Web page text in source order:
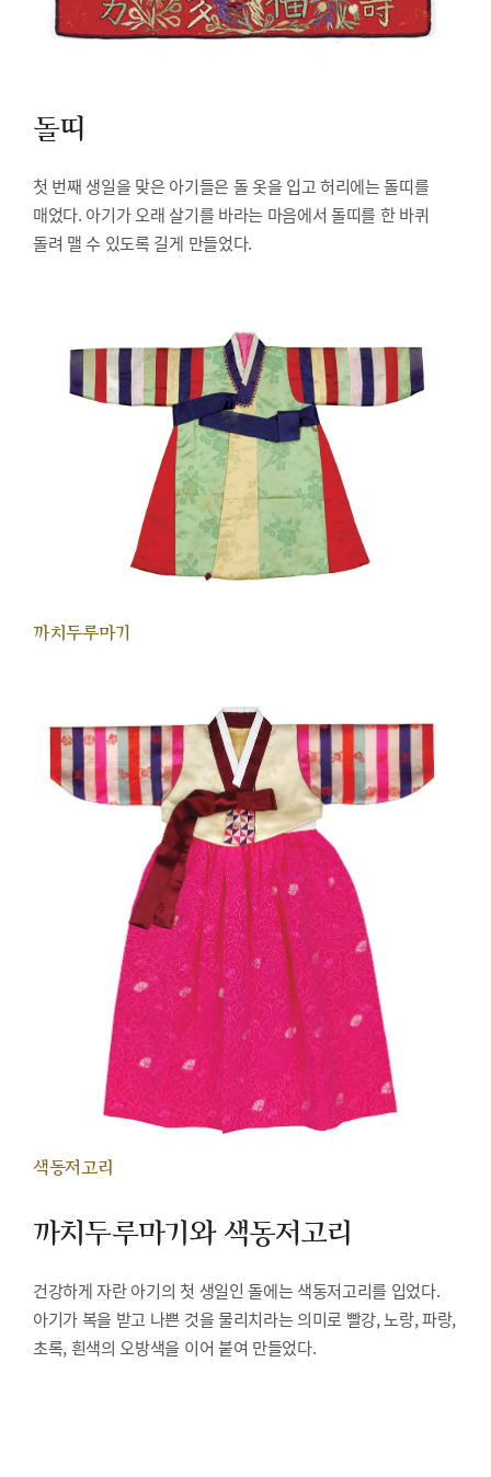
돌띠
첫 번째 생일을 맞은 아기들은 돌 옷을 입고 허리에는 돌띠를
매었다. 아기가 오래 살기를 바라는 마음에서 돌띠를 한 바퀴
돌려 맬 수 있도록 길게 만들었다.
까치두루마기
색동저고리
까치두루마기와 색동저고리
건강하게 자란 아기의 첫 생일인 돌에는 색동저고리를 입었다.
아기가 복을 받고 나쁜 것을 물리치라는 의미로 빨강, 노랑, 파랑,
초록, 흰색의 오방색을 이어 붙여 만들었다.